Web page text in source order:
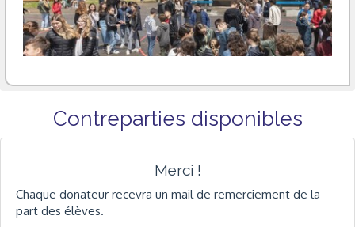
Contreparties disponibles
Merci !
Chaque donateur recevra un mail de remerciement de la
part des élèves.